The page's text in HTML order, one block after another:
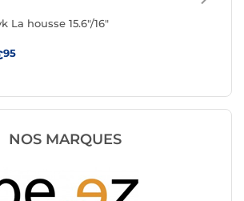
La housse 15.6"/16"
95
NOS MARQUES